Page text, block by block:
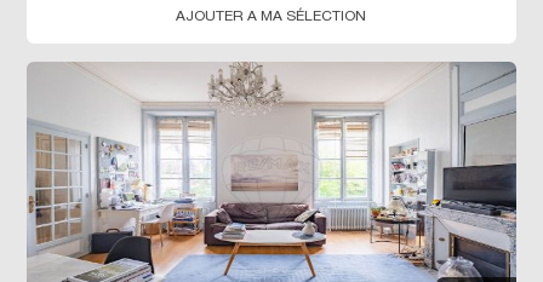
AJOUTER A MA SÉLECTION